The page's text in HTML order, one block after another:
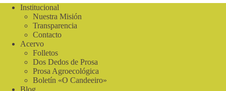
2025 Institucional
Nuestra Misión
Transparencia
Contacto
Acervo
Folletos
Dos Dedos de Prosa
Prosa Agroecológica
Boletín «O Candeeiro»
Blog